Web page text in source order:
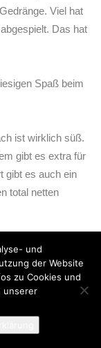
Viel hat
Das hat
Spaß beim
ist wirklich süß.
gibt es extra für
gibt es auch ein
total netten
Kassel und
besichtigen,
Trotzdem hat
und
der Website
zu Cookies und
unserer